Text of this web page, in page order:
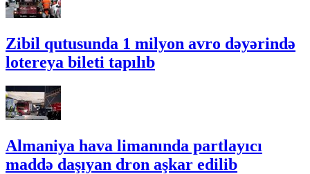
Zibil qutusunda 1 milyon avro dəyərində
lotereya bileti tapılıb
Almaniya hava limanında partlayıcı
maddə daşıyan dron aşkar edilib